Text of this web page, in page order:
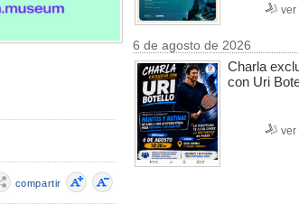
compartir
ver
6 de agosto de 2026
Charla
con Uri
ver